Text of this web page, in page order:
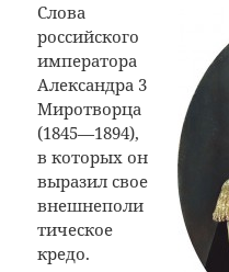
Слова
российского
императора
Александра 3
Миротворца
(1845—1894),
в которых он
выразил свое
внешнеполи
тическое
кредо.